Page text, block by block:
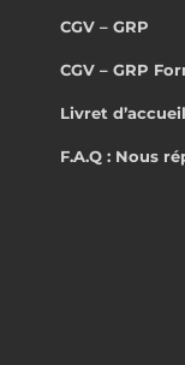
CGV – GRP
CGV – GRP
Livret d’accueil
F.A.Q : Nous